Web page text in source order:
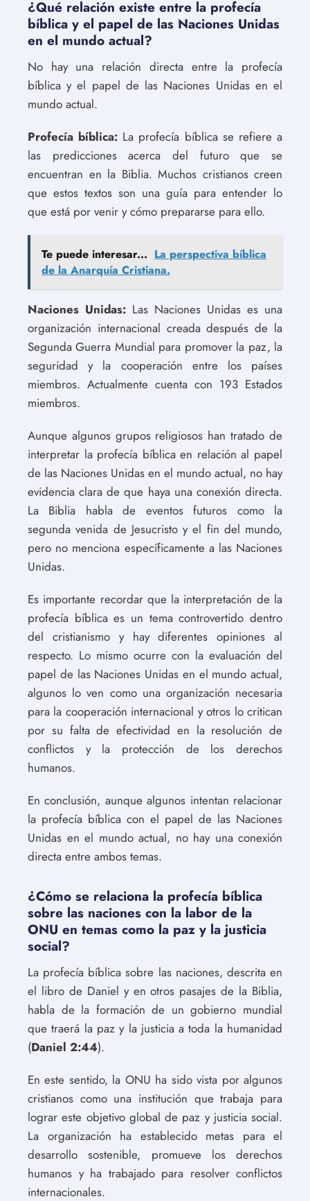
¿Qué relación existe entre la profecía
bíblica y el papel de las Naciones Unidas
en el mundo actual?
No hay una relación directa entre la profecía
bíblica y el papel de las Naciones Unidas en el
mundo actual.
Profecía bíblica: La profecía bíblica se refiere a
las predicciones acerca del futuro que se
encuentran en la Biblia. Muchos cristianos creen
que estos textos son una guía para entender lo
que está por venir y cómo prepararse para ello.
Te puede interesar... La perspectiva bíblica
de la Anarquía Cristiana.
Naciones Unidas: Las Naciones Unidas es una
organización internacional creada después de la
Segunda Guerra Mundial para promover la paz, la
seguridad y la cooperación entre los países
miembros. Actualmente cuenta con 193 Estados
miembros.
Aunque algunos grupos religiosos han tratado de
interpretar la profecía bíblica en relación al papel
de las Naciones Unidas en el mundo actual, no hay
evidencia clara de que haya una conexión directa.
La Biblia habla de eventos futuros como la
segunda venida de Jesucristo y el fin del mundo,
pero no menciona específicamente a las Naciones
Unidas.
Es importante recordar que la interpretación de la
profecía bíblica es un tema controvertido dentro
del cristianismo y hay diferentes opiniones al
respecto. Lo mismo ocurre con la evaluación del
papel de las Naciones Unidas en el mundo actual,
algunos lo ven como una organización necesaria
para la cooperación internacional y otros lo critican
por su falta de efectividad en la resolución de
conflictos y la protección de los derechos
humanos.
En conclusión, aunque algunos intentan relacionar
la profecía bíblica con el papel de las Naciones
Unidas en el mundo actual, no hay una conexión
directa entre ambos temas.
¿Cómo se relaciona la profecía bíblica
sobre las naciones con la labor de la
ONU en temas como la paz y la justicia
social?
La profecía bíblica sobre las naciones, descrita en
el libro de Daniel y en otros pasajes de la Biblia,
habla de la formación de un gobierno mundial
que traerá la paz y la justicia a toda la humanidad
(Daniel 2:44).
En este sentido, la ONU ha sido vista por algunos
cristianos como una institución que trabaja para
lograr este objetivo global de paz y justicia social.
La organización ha establecido metas para el
desarrollo sostenible, promueve los derechos
humanos y ha trabajado para resolver conflictos
internacionales.